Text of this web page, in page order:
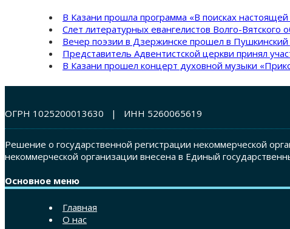
В Казани прошла программа «В поисках
Слет литературных евангелистов Волго-
Вечер поэзии в Дзержинске прошел в
Представитель Адвентистской церкви принял
В Казани прошел концерт духовной музыки
ОГРН 1025200013630 | ИНН 5260065619
Решение о государственной регистрации некоммерческой
некоммерческой организации внесена в Единый
Основное меню
Главная
О нас